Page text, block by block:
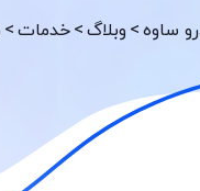
ساوه > وبلاگ >خدمات >